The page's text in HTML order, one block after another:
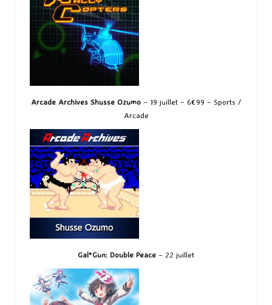
Arcade Archives Shusse Ozumo – 19 juillet – 6€99 – Sports /
Arcade
Gal*Gun: Double Peace – 22 juillet